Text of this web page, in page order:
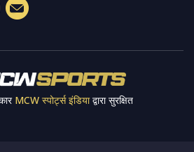
MCW स्पोर्ट्स इंडियाद्वारा सुरक्षित